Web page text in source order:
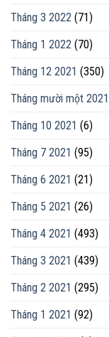
Tháng 3 2022 (71)
Tháng 1 2022 (70)
Tháng 12 2021 (350)
Tháng mười một 2021
Tháng 10 2021 (6)
Tháng 7 2021 (95)
Tháng 6 2021 (21)
Tháng 5 2021 (26)
Tháng 4 2021 (493)
Tháng 3 2021 (439)
Tháng 2 2021 (295)
Tháng 1 2021 (92)